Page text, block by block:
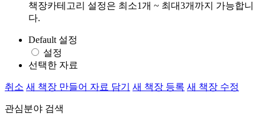
책장카테고리 설정은 최소1개 ~ 최대3개까지 가능합니
다.
Default 설정
설정
선택한 자료
취소 새 책장 만들어 자료 담기 새 책장 등록 새 책장 수정
관심분야 검색